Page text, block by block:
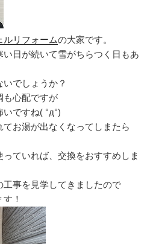
ルリフォームの大家です。
日が続いて雪がちらつく日もあ
でしょうか？
も心配ですが
ですね( °д°)
お湯が出なくなってしまたら
ていれば、交換をおすすめしま
事を見学してきましたので
！